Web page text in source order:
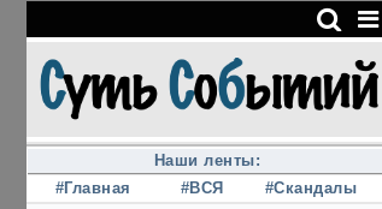
Наши ленты:
#Главная
#ВСЯ #Скандалы